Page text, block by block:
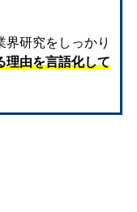
研究をしっかり
理由を言語化して